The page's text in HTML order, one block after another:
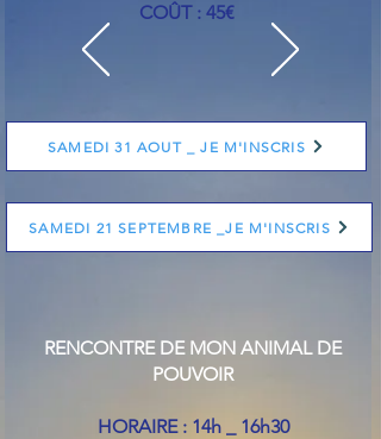
COÛT : 45€
RENCONTRE DE MON ANIMAL DE
POUVOIR
HORAIRE : 14h _ 16h30
SAMEDI 31 AOUT _ JE M'INSCRIS
SAMEDI 21 SEPTEMBRE _JE M'INSCRIS